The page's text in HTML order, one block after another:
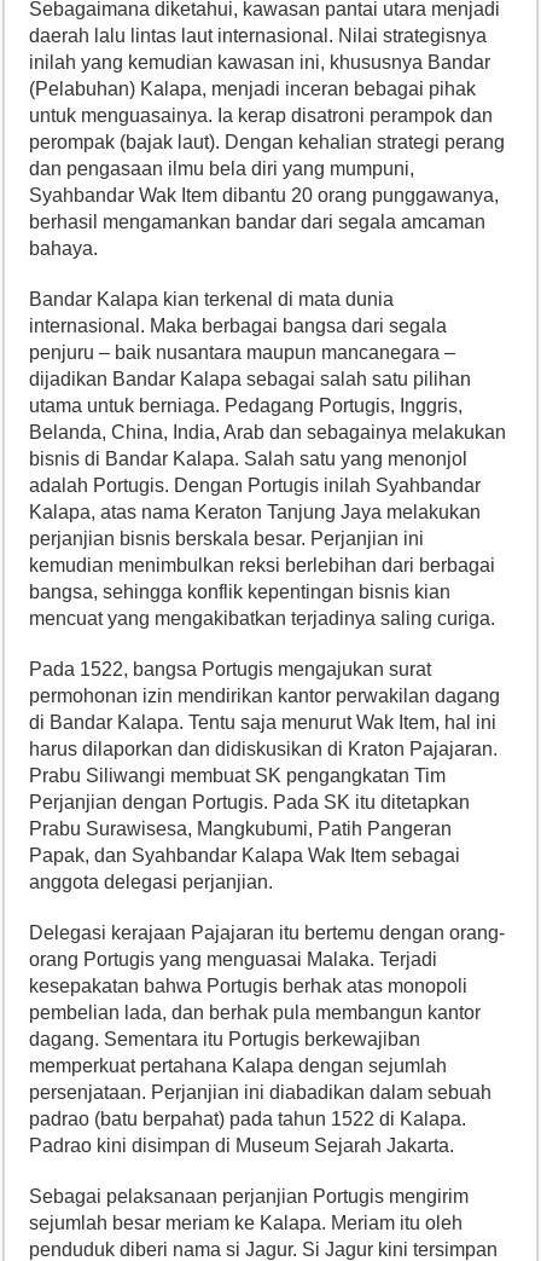
Sebagaimana diketahui, kawasan pantai utara menjadi
daerah lalu lintas laut internasional. Nilai strategisnya
inilah yang kemudian kawasan ini, khususnya Bandar
(Pelabuhan) Kalapa, menjadi inceran bebagai pihak
untuk menguasainya. Ia kerap disatroni perampok dan
perompak (bajak laut). Dengan kehalian strategi perang
dan pengasaan ilmu bela diri yang mumpuni,
Syahbandar Wak Item dibantu 20 orang punggawanya,
berhasil mengamankan bandar dari segala amcaman
bahaya.
Bandar Kalapa kian terkenal di mata dunia
internasional. Maka berbagai bangsa dari segala
penjuru – baik nusantara maupun mancanegara –
dijadikan Bandar Kalapa sebagai salah satu pilihan
utama untuk berniaga. Pedagang Portugis, Inggris,
Belanda, China, India, Arab dan sebagainya melakukan
bisnis di Bandar Kalapa. Salah satu yang menonjol
adalah Portugis. Dengan Portugis inilah Syahbandar
Kalapa, atas nama Keraton Tanjung Jaya melakukan
perjanjian bisnis berskala besar. Perjanjian ini
kemudian menimbulkan reksi berlebihan dari berbagai
bangsa, sehingga konflik kepentingan bisnis kian
mencuat yang mengakibatkan terjadinya saling curiga.
Pada 1522, bangsa Portugis mengajukan surat
permohonan izin mendirikan kantor perwakilan dagang
di Bandar Kalapa. Tentu saja menurut Wak Item, hal ini
harus dilaporkan dan didiskusikan di Kraton Pajajaran.
Prabu Siliwangi membuat SK pengangkatan Tim
Perjanjian dengan Portugis. Pada SK itu ditetapkan
Prabu Surawisesa, Mangkubumi, Patih Pangeran
Papak, dan Syahbandar Kalapa Wak Item sebagai
anggota delegasi perjanjian.
Delegasi kerajaan Pajajaran itu bertemu dengan orang-
orang Portugis yang menguasai Malaka. Terjadi
kesepakatan bahwa Portugis berhak atas monopoli
pembelian lada, dan berhak pula membangun kantor
dagang. Sementara itu Portugis berkewajiban
memperkuat pertahana Kalapa dengan sejumlah
persenjataan. Perjanjian ini diabadikan dalam sebuah
padrao (batu berpahat) pada tahun 1522 di Kalapa.
Padrao kini disimpan di Museum Sejarah Jakarta.
Sebagai pelaksanaan perjanjian Portugis mengirim
sejumlah besar meriam ke Kalapa. Meriam itu oleh
penduduk diberi nama si Jagur. Si Jagur kini tersimpan